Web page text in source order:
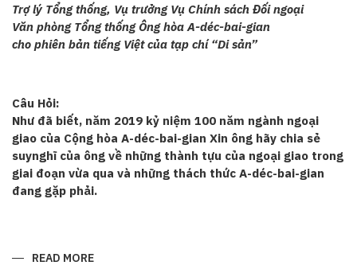
Trợ lý Tổng thống, Vụ trưởng Vụ Chính sách Đối ngoại
Văn phòng Tổng thống Ông hòa A-déc-bai-gian
cho phiên bản tiếng Việt của tạp chí “Di sản”
Câu Hỏi:
Như đã biết, năm 2019 kỷ niệm 100 năm ngành ngoại
giao của Cộng hòa A-déc-bai-gian Xin ông hãy chia sẻ
suynghĩ của ông về những thành tựu của ngoại giao trong
giai đoạn vừa qua và những thách thức A-déc-bai-gian
đang gặp phải.
READ MORE